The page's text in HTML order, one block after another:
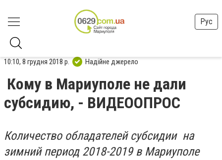
Рус
10:10, 8 грудня 2018 р. Надійне джерело
Кому в Мариуполе не дали
субсидию, - ВИДЕООПРОС
Количество обладателей субсидии на
зимний период 2018-2019 в Мариуполе